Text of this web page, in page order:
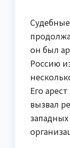
он был
Россию
Его
вызвал